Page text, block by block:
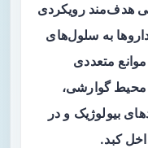
هدف‌مند رویکردی
به سلول‌های
متعددی
محیط گوارشی،
بیولوژیک و در
کبد.